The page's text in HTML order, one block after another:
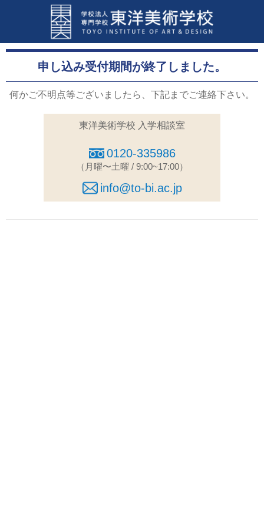
申し込み受付期間が終了しました。
何かご不明点等ございましたら、下記までご連絡下さい。
東洋美術学校 入学相談室
0120-335986
（月曜〜土曜 / 9:00~17:00）
info@to-bi.ac.jp